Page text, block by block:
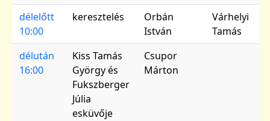
délelőtt
10:00
keresztelés
Orbán
István
Várhelyi
Tamás
délután
16:00
Kiss Tamás
György és
Fukszberger
Júlia
esküvője
Csupor
Márton